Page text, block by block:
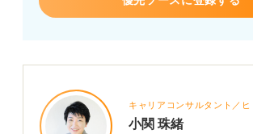
キャリアコンサルタント／
小関 珠緒